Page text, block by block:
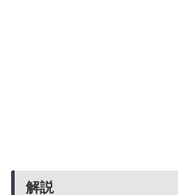
解説